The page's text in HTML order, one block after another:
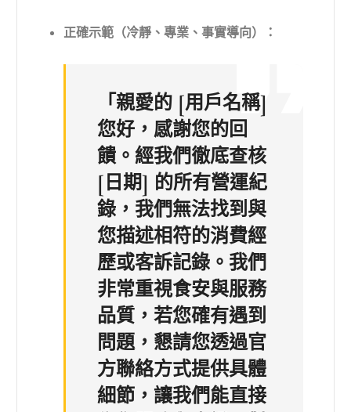
正確示範（冷靜、專業、事實導向）：
「親愛的 [用戶名稱]
您好，感謝您的回
饋。經我們徹底查核
[日期] 的所有營運紀
錄，我們無法找到與
您描述相符的消費經
歷或客訴記錄。我們
非常重視食安與服務
品質，若您確有遇到
問題，懇請您透過官
方聯絡方式提供具體
細節，讓我們能直接